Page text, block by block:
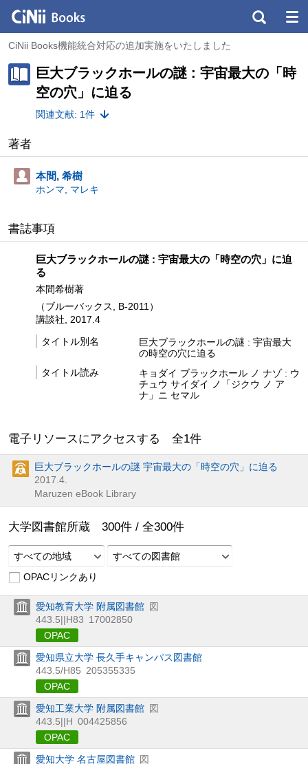
CiNii Books機能統合対応の追加実施をいたしました
巨大ブラックホールの謎 : 宇宙最大の「時
空の穴」に迫る
関連文献: 1件
著者
本間, 希樹
ホンマ, マレキ
書誌事項
巨大ブラックホールの謎 : 宇宙最大の「時空の穴」に迫
る
本間希樹著
（ブルーバックス, B-2011）
講談社, 2017.4
タイトル別名
巨大ブラックホールの謎 : 宇宙最大
の時空の穴に迫る
タイトル読み
キョダイ ブラックホール ノ ナゾ : ウ
チュウ サイダイ ノ「ジクウ ノ ア
ナ」ニ セマル
電子リソースにアクセスする 全1件
巨大ブラックホールの謎 宇宙最大の「時空の穴」に迫る
2017.4.
Maruzen eBook Library
大学図書館所蔵 300件 / 全300件
すべての地域
すべての図書館
OPACリンクあり
愛知教育大学 附属図書館 図
443.5||H83 17002850
OPAC
愛知県立大学 長久手キャンパス図書館
443.5/H85 205355335
OPAC
愛知工業大学 附属図書館 図
443.5||H 004425856
OPAC
愛知大学 名古屋図書館 図